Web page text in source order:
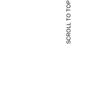
SCROLL TO TOP